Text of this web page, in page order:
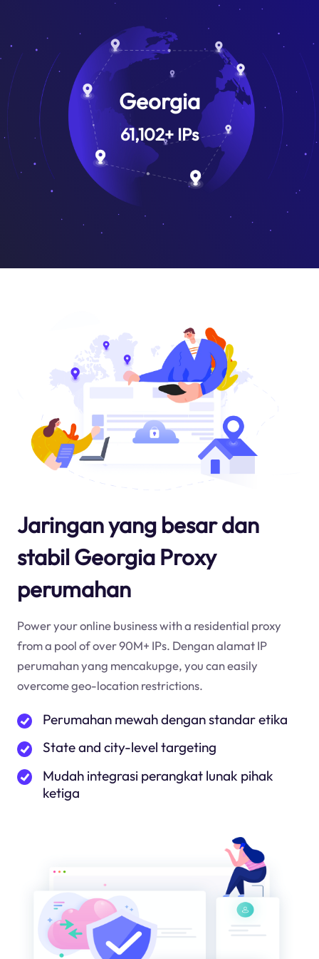
Georgia
61,102+ IPs
Jaringan yang besar dan
stabil Georgia Proxy
perumahan
Power your online business with a residential proxy
from a pool of over 90M+ IPs. Dengan alamat IP
perumahan yang mencakupge, you can easily
overcome geo-location restrictions.
Perumahan mewah dengan standar etika
State and city-level targeting
Mudah integrasi perangkat lunak pihak
ketiga